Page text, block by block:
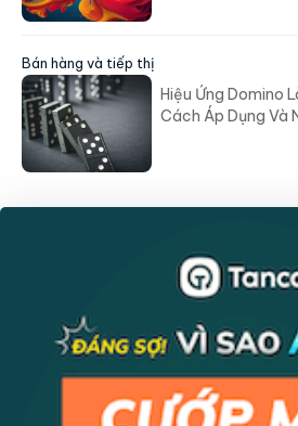
Bán hàng và tiếp thị
Hiệu Ứng Domino
Cách Áp Dụng Và